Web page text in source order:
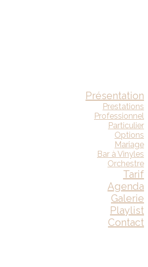
Présentation
Prestations
Professionnel
Particulier
Options
Mariage
Bar à Vinyles
Orchestre
Tarif
Agenda
Galerie
Playlist
Contact